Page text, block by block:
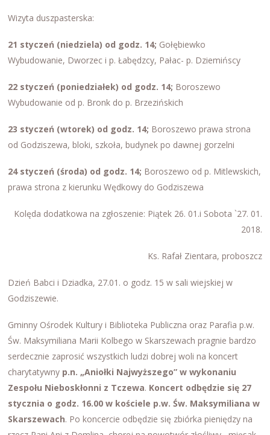
Wizyta duszpasterska:
21 styczeń (niedziela) od godz. 14; Gołębiewko
Wybudowanie, Dworzec i p. Łabędzcy, Pałac- p. Dziemińscy
22 styczeń (poniedziałek) od godz. 14; Boroszewo
Wybudowanie od p. Bronk do p. Brzezińskich
23 styczeń (wtorek) od godz. 14; Boroszewo prawa strona
od Godziszewa, bloki, szkoła, budynek po dawnej gorzelni
24 styczeń (środa) od godz. 14; Boroszewo od p. Mitlewskich,
prawa strona z kierunku Wędkowy do Godziszewa
Kolęda dodatkowa na zgłoszenie: Piątek 26. 01.i Sobota `27. 01.
2018.
Ks. Rafał Zientara, proboszcz
Dzień Babci i Dziadka, 27.01. o godz. 15 w sali wiejskiej w
Godziszewie.
Gminny Ośrodek Kultury i Biblioteka Publiczna oraz Parafia p.w.
Św. Maksymiliana Marii Kolbego w Skarszewach pragnie bardzo
serdecznie zaprosić wszystkich ludzi dobrej woli na koncert
charytatywny p.n. „Aniołki Najwyższego” w wykonaniu
Zespołu Nieboskłonni z Tczewa. Koncert odbędzie się 27
stycznia o godz. 16.00 w kościele p.w. Św. Maksymiliana w
Skarszewach. Po koncercie odbędzie się zbiórka pieniędzy na